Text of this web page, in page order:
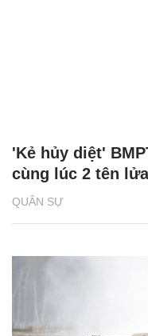
QUÂN SỰ
'Kẻ hủy diệt'
cùng lúc 2 tên